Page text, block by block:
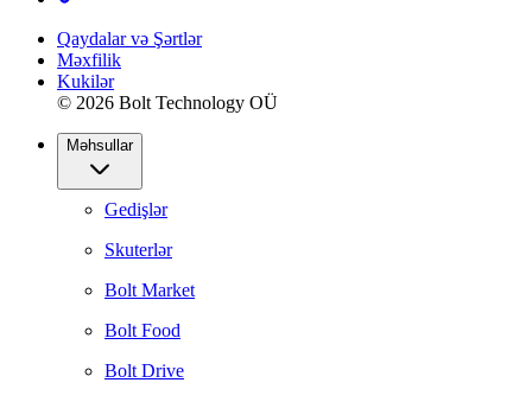
Qaydalar və Şərtlər
Məxfilik
Kukilər
© 2026 Bolt Technology OÜ
Məhsullar
Gedişlər
Skuterlər
Bolt Market
Bolt Food
Bolt Drive